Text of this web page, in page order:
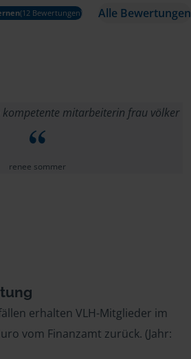
(12 Bewertungen) Alle Bewertungen
mitarbeiterin frau völker
renee sommer
erhalten VLH-Mitglieder im
vom Finanzamt zurück. (Jahr: